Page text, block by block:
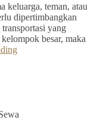
keluarga, teman, atau
dipertimbangkan
yang
besar, maka